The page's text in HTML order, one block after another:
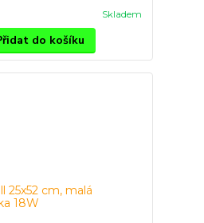
Skladem
do košíku